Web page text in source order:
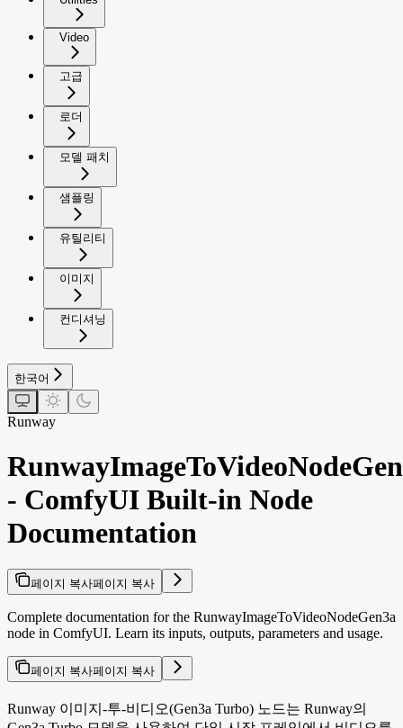
Video
고급
로더
모델 패치
샘플링
유틸리티
이미지
컨디셔닝
한국어
Runway
- ComfyUI Built-in Node
Documentation
페이지 복사페이지 복사
Complete documentation for the RunwayImageToVideoNodeGen3a
node in ComfyUI. Learn its inputs, outputs, parameters and usage.
페이지 복사페이지 복사
Runway 이미지-투-비디오(Gen3a Turbo) 노드는 Runway의